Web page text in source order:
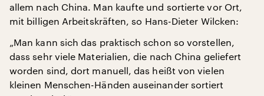
allem nach China. Man kaufte und sortierte vor Ort,
mit billigen Arbeitskräften, so Hans-Dieter Wilcken:
„Man kann sich das praktisch schon so vorstellen,
dass sehr viele Materialien, die nach China geliefert
worden sind, dort manuell, das heißt von vielen
kleinen Menschen-Händen auseinander sortiert